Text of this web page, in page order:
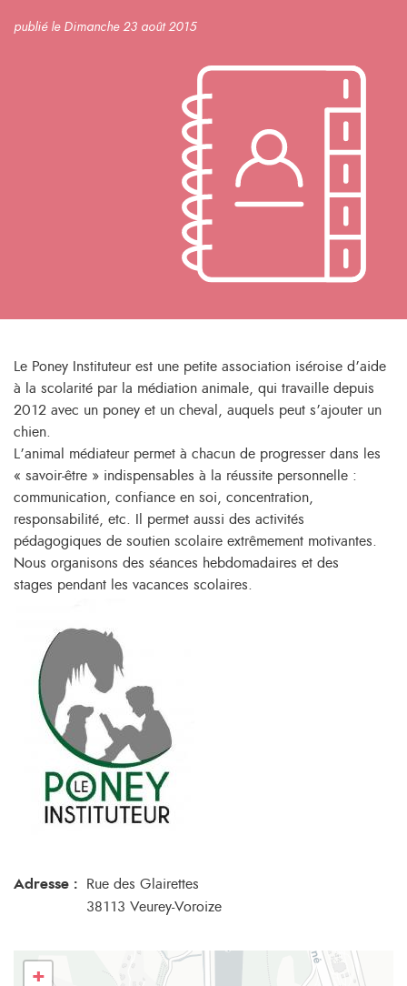
publié le Dimanche 23 août 2015
Le Poney Instituteur est une petite association iséroise d’aide
à la scolarité par la médiation animale, qui travaille depuis
2012 avec un poney et un cheval, auquels peut s’ajouter un
chien.
L’animal médiateur permet à chacun de progresser dans les
« savoir-être » indispensables à la réussite personnelle :
communication, confiance en soi, concentration,
responsabilité, etc. Il permet aussi des activités
pédagogiques de soutien scolaire extrêmement motivantes.
Nous organisons des séances hebdomadaires et des
stages pendant les vacances scolaires.
Adresse :
Rue des Glairettes
38113 Veurey-Voroize
+